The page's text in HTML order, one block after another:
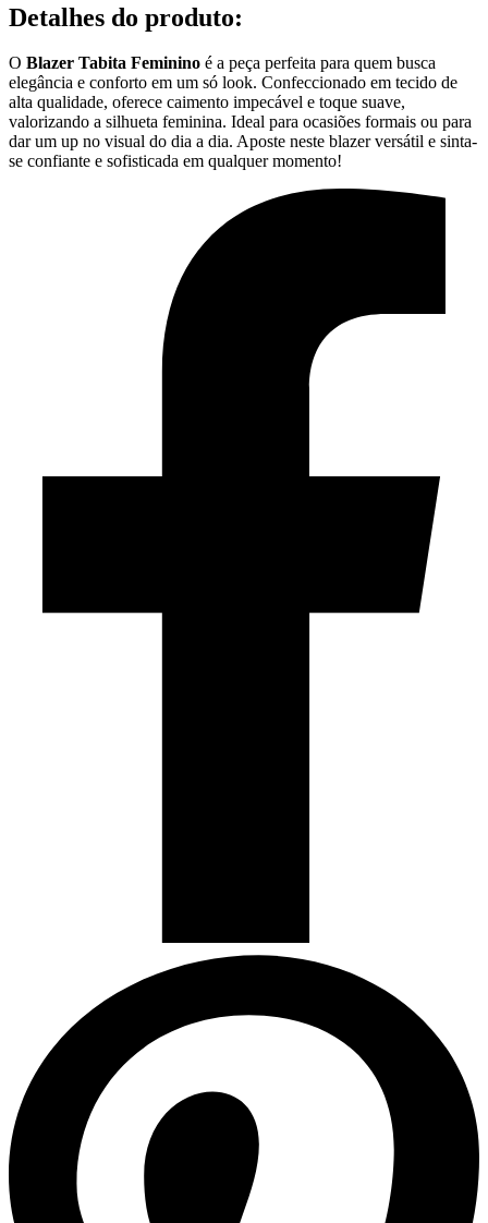
Detalhes do produto:
O Blazer Tabita Feminino é a peça perfeita para quem busca
elegância e conforto em um só look. Confeccionado em tecido de
alta qualidade, oferece caimento impecável e toque suave,
valorizando a silhueta feminina. Ideal para ocasiões formais ou para
dar um up no visual do dia a dia. Aposte neste blazer versátil e sinta-
se confiante e sofisticada em qualquer momento!